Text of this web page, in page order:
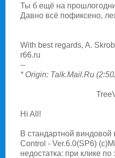
Ты б ещё на
Давно всё пофиксено,
With best regards, A.
r66.ru
--
* Origin: Talk.Mail.Ru
Hi All!
В cтандаpтной
Control - Ver.6.0(SP6)
недоcтатка: пpи клике